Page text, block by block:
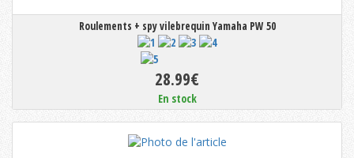
Roulements + spy vilebrequin Yamaha PW 50
28.99€
En stock